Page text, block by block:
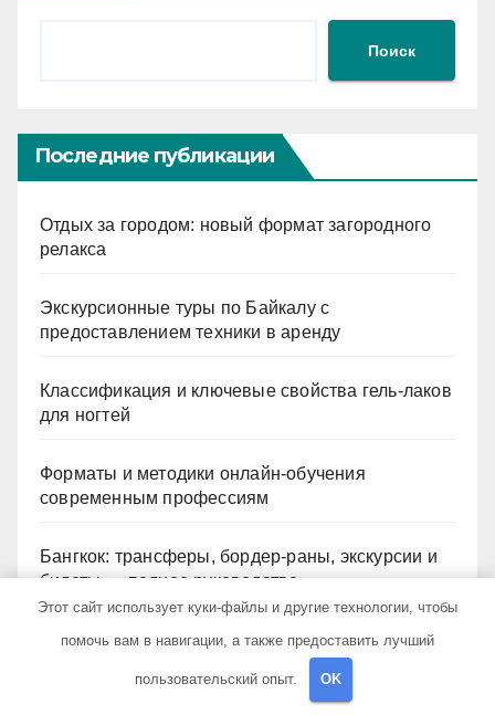
Поиск
Последние публикации
Отдых за городом: новый формат загородного
релакса
Экскурсионные туры по Байкалу с
предоставлением техники в аренду
Классификация и ключевые свойства гель-лаков
для ногтей
Форматы и методики онлайн-обучения
современным профессиям
Бангкок: трансферы, бордер-раны, экскурсии и
билеты — полное руководство
Этот сайт использует куки-файлы и другие технологии, чтобы
помочь вам в навигации, а также предоставить лучший
пользовательский опыт. OK